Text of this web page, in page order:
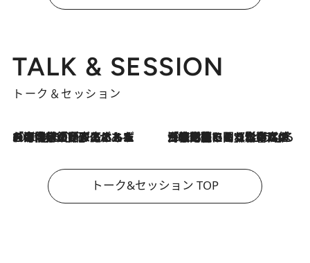
TALK & SESSION
トーク＆セッション
2026.8.3
「今後値上げがあるとすれば…」「リスクがあるのは今年の冬」エネルギー専門家が語る、ホルムズ海峡封鎖が家庭にもたらす“ある心配” 2026.8.3
「住宅建てられない…」「サーチャージ料の高値が続いている」ホルムズ海峡封鎖による影響はいつまで続く？《エネルギー専門家に聞く“どうなる日本の暮らし”》
トーク&セッション TOP